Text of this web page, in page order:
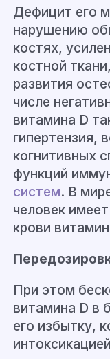
Дефицит его
нарушению
костях,
костной
развития
числе
витамина D
гипертензия,
когнитивных
функций
систем. В
человек
крови
При этом
витамина D в
его избытку,